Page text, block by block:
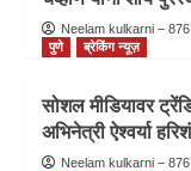
Neelam kulkarni –
पुणे
ब्रेकिंग न्यूज़
सोशल मीडियावर
अभिनेत्री ऐश्वर्या
Neelam kulkarni –